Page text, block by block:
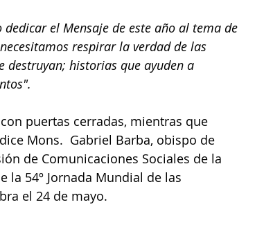
el Mensaje de este año al tema de
respirar la verdad de las
destruyan; historias que ayuden a
puertas cerradas, mientras que
Mons.  Gabriel Barba, obispo de
de Comunicaciones Sociales de la
la 54º Jornada Mundial de las
el 24 de mayo.